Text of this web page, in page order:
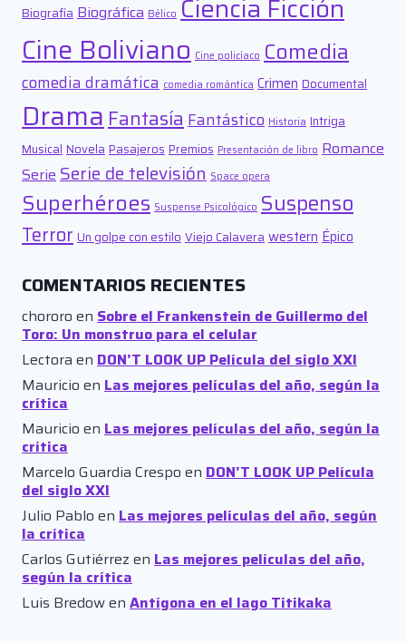
Biografía Biográfica Bélico Ciencia Ficción
Cine Boliviano Cine policíaco Comedia
comedia dramática comedia romántica Crimen Documental
DramaFantasía Fantástico Historia Intriga
Musical Novela Pasajeros Premios Presentación de libro Romance
Serie Serie de televisión Space opera
Superhéroes Suspense Psicológico Suspenso
Terror Un golpe con estilo Viejo Calavera western Épico
COMENTARIOS RECIENTES
chororo en Sobre el Frankenstein de Guillermo del
Toro: Un monstruo para el celular
Lectora en DON’T LOOK UP Película del siglo XXI
Mauricio en Las mejores películas del año, según la
crítica
Mauricio en Las mejores películas del año, según la
crítica
Marcelo Guardia Crespo en DON’T LOOK UP Película
del siglo XXI
Julio Pablo en Las mejores películas del año, según
la crítica
Carlos Gutiérrez en Las mejores películas del año,
según la crítica
Luis Bredowen Antígona en el lago Titikaka